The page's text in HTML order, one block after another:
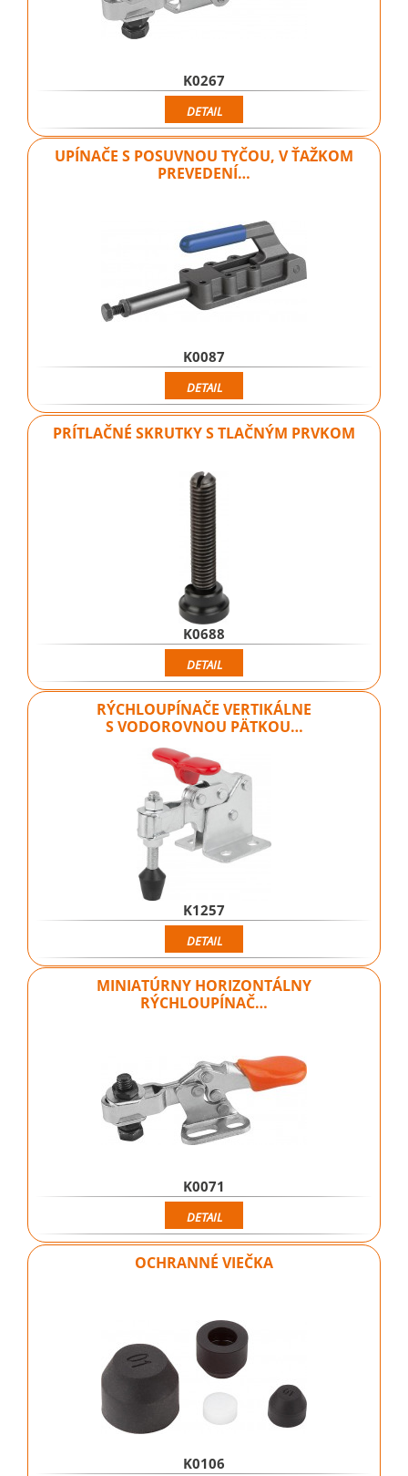
K0267
DETAIL
UPÍNAČE S POSUVNOU TYČOU, V ŤAŽKOM
PREVEDENÍ…
K0087
DETAIL
PRÍTLAČNÉ SKRUTKY S TLAČNÝM PRVKOM
K0688
DETAIL
RÝCHLOUPÍNAČE VERTIKÁLNE
S VODOROVNOU PÄTKOU…
K1257
DETAIL
MINIATÚRNY HORIZONTÁLNY
RÝCHLOUPÍNAČ…
K0071
DETAIL
OCHRANNÉ VIEČKA
K0106